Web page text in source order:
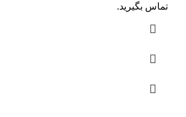
تماس بگیرید.